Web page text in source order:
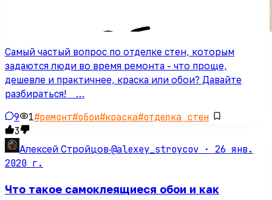
Самый частый вопрос по отделке стен, которым
задаются люди во время ремонта - что проще,
дешевле и практичнее, краска или обои? Давайте
разбираться! ⠀…
9 1#ремонт#обои#краска#отделка стен
3
Алексей Стройцов·@alexey_stroycov · 26 янв.
2020 г.
Что такое самоклеящиеся обои и как